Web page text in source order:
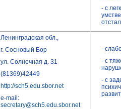
- с
Ленинградская обл.,
г. Сосновый Бор
ул. Солнечная д. 31
(81369)42449
http://sch5.edu.sbor.net
e-mail:
secretary@sch5.edu.sbor.net
-
- с
- с